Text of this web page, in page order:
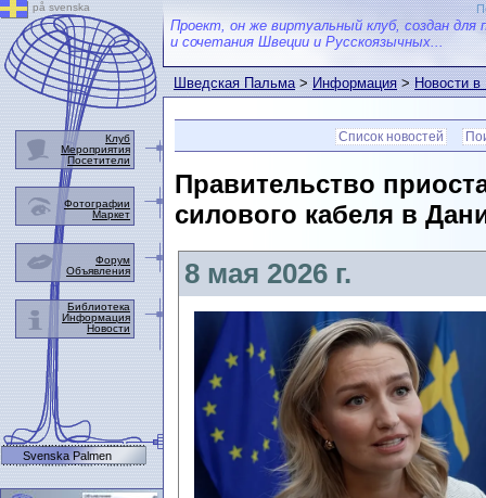
Проект, он же виртуальный клуб, создан для
и сочетания Швеции и Русскоязычных...
Шведская Пальма>Информация>Новости
Список новостей
Правительство
силового кабеля в
8 мая 2026 г.
på svenska
Клуб
Мероприятия
Посетители
Фотографии
Маркет
Форум
Объявления
Библиотека
Информация
Новости
Svenska Palmen